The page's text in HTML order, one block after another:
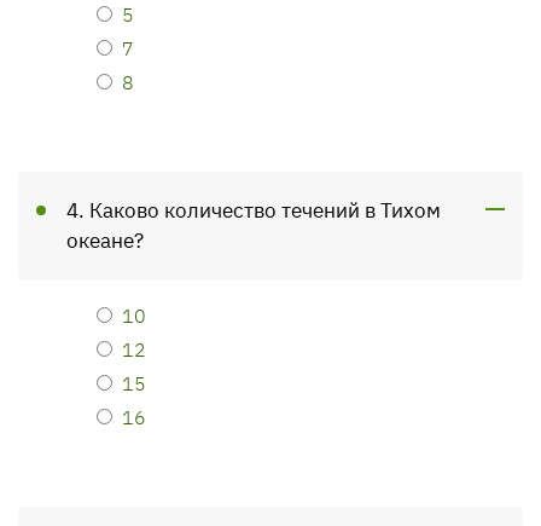
5
7
8
4. Каково количество течений в Тихом
океане?
10
12
15
16